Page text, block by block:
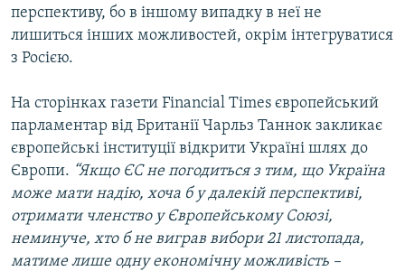
РУС
УКР
ДОЛУЧАЙСЯ!
Усі сайти RFE/RL
перспективу, бо в іншому випадку в неї не
лишиться інших можливостей, окрім інтегруватися
з Росією.
На сторінках газети Financial Times європейський
парламентар від Британії Чарльз Таннок закликає
європейські інституції відкрити Україні шлях до
Європи. “Якщо ЄС не погодиться з тим, що Україна
може мати надію, хоча б у далекій перспективі,
отримати членство у Європейському Союзі,
неминуче, хто б не виграв вибори 21 листопада,
матиме лише одну економічну можливість –